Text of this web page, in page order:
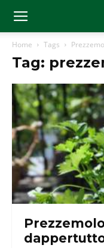
Home Tags
Tag: